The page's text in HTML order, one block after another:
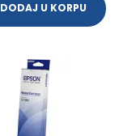
DODAJ U KORPU